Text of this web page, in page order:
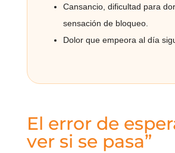
Cansancio, dificultad para
sensación de bloqueo.
Dolor que empeora al día
El error de
ver si se pasa”